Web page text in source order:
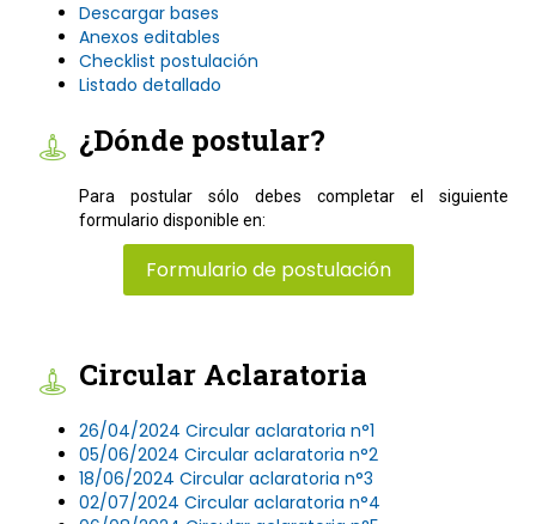
Descargar bases
Anexos editables
Checklist postulación
Listado detallado
¿Dónde postular?
Para postular sólo debes completar el siguiente
formulario disponible en:
Formulario de postulación
Circular Aclaratoria
26/04/2024 Circular aclaratoria n°1
05/06/2024 Circular aclaratoria n°2
18/06/2024 Circular aclaratoria n°3
02/07/2024 Circular aclaratoria n°4